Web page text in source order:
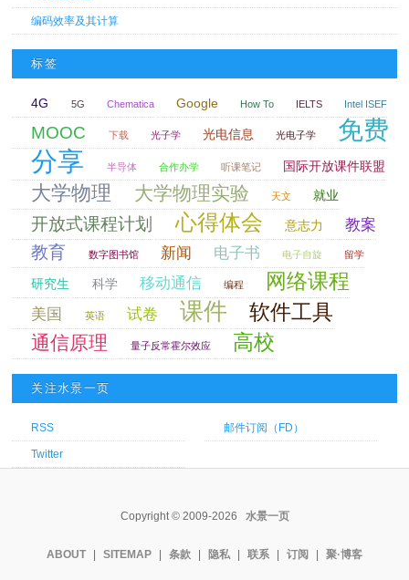
编码效率及其计算
标签
4G 5G Chematica Google How To IELTS Intel ISEF
MOOC 下载 光子学 光电信息 光电子学 免费
分享 半导体 合作办学 听课笔记 国际开放课件联盟
大学物理 大学物理实验 天文 就业
开放式课程计划 心得体会 意志力 教案
教育 数字图书馆 新闻 电子书 电子自旋 留学
研究生 科学 移动通信 编程 网络课程
美国 英语 试卷 课件 软件工具
通信原理 量子反常霍尔效应 高校
关注水景一页
RSS 邮件订阅（FD）
Twitter
Copyright © 2009-2026 水景一页
ABOUT SITEMAP 条款 隐私 联系 订阅 聚·博客